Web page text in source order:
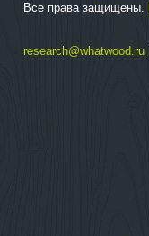
Все права защищены.
research@whatwood.ru